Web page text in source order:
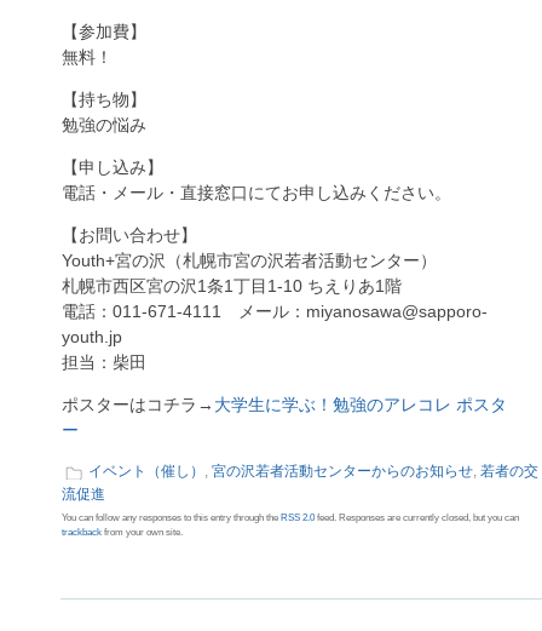
【参加費】
無料！
【持ち物】
勉強の悩み
【申し込み】
電話・メール・直接窓口にてお申し込みください。
【お問い合わせ】
Youth+宮の沢（札幌市宮の沢若者活動センター）
札幌市西区宮の沢1条1丁目1-10 ちえりあ1階
電話：011-671-4111 メール：miyanosawa@sapporo-
youth.jp
担当：柴田
ポスターはコチラ→ 大学生に学ぶ！勉強のアレコレ ポスタ
ー
イベント（催し） , 宮の沢若者活動センターからのお知らせ, 若者の交
流促進
You can follow any responses to this entry through the RSS 2.0 feed. Responses are currently closed, but you can
trackback from your own site.